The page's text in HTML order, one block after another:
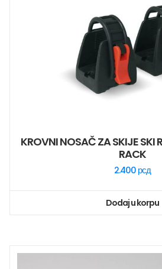
KROVNI NOSAČ ZA SKIJE SKI
RACK
2.400 рсд
Dodaj u korpu